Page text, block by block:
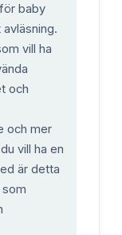
baby
vill ha
och
och mer
vill ha en
är detta